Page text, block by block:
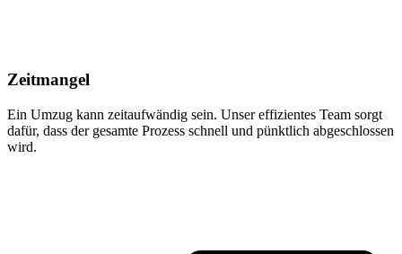
Zeitmangel
Ein Umzug kann zeitaufwändig sein. Unser effizientes Team sorgt
dafür, dass der gesamte Prozess schnell und pünktlich abgeschlossen
wird.